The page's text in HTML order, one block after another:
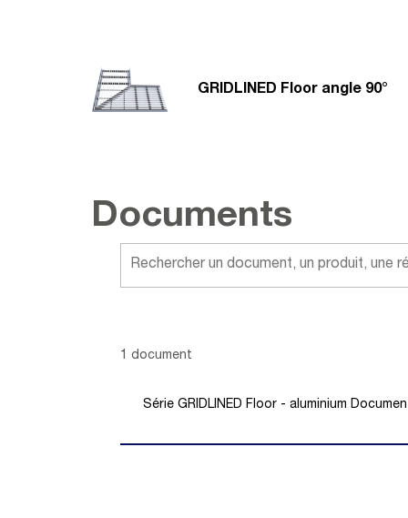
GRIDLINED Floor angle 90°
Documents
Showing 1 -
1 document
Série GRIDLINED Floor - aluminium